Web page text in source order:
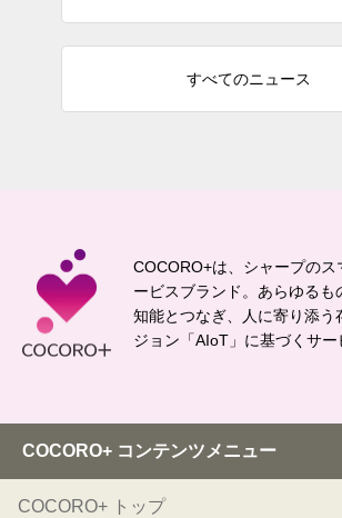
すべてのニュース
COCORO+は、シャープの
ービスブランド。 あらゆるも
知能とつなぎ、
人に寄り添
ジョン「AIoT」に基づくサー
COCORO+ コンテンツメニュー
COCORO+ トップ